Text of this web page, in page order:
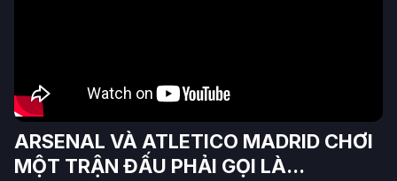
ARSENAL VÀ ATLETICO MADRID CHƠI
MỘT TRẬN ĐẤU PHẢI GỌI LÀ...